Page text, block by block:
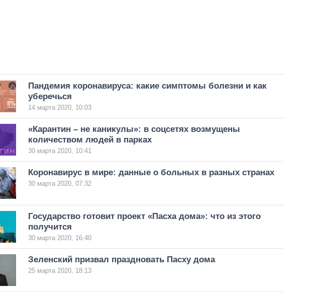
Пандемия коронавируса: какие симптомы болезни и как
уберечься
14 марта 2020, 10:03
«Карантин – не каникулы»: в соцсетях возмущены
количеством людей в парках
30 марта 2020, 10:41
Коронавирус в мире: данные о больных в разных странах
30 марта 2020, 07:32
Государство готовит проект «Пасха дома»: что из этого
получится
30 марта 2020, 16:40
Зеленский призвал праздновать Пасху дома
25 марта 2020, 18:13